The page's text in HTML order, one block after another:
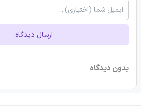
ارسال دیدگاه
بدون دیدگاه